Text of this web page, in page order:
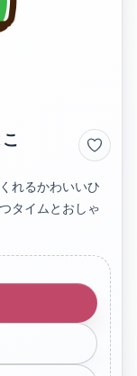
れるかわいいひ
タイムとおしゃ